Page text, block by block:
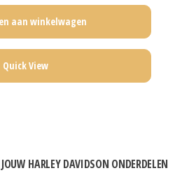
aan winkelwagen
Quick View
HARLEY DAVIDSON ONDERDELEN